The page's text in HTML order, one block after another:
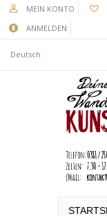
MEIN KONTO
ANMELDEN
Deutsch